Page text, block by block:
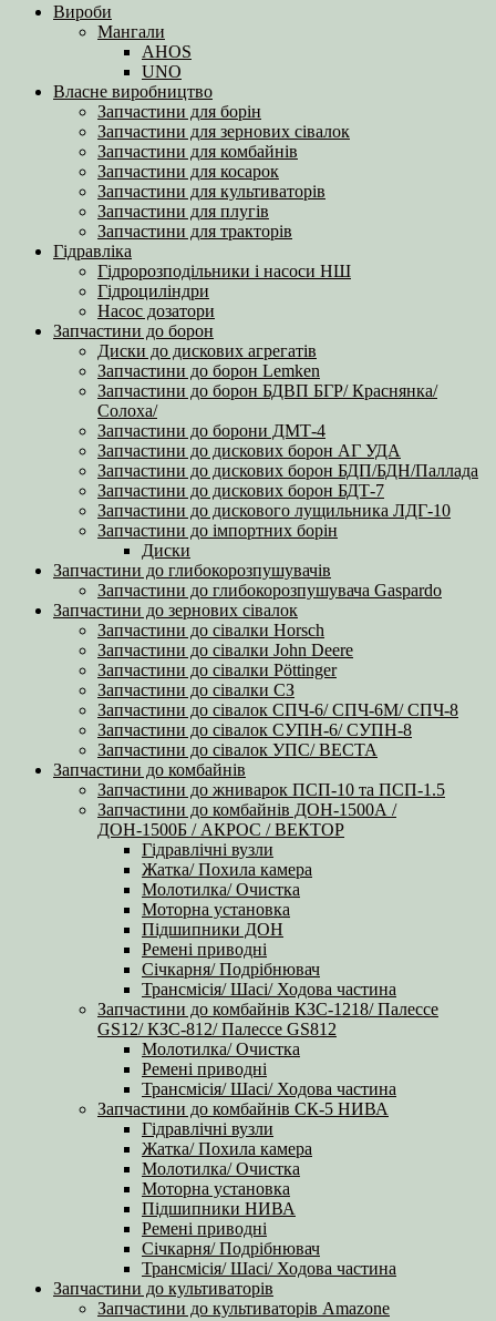
Вироби
Мангали
AHOS
UNO
Власне виробництво
Запчастини для борін
Запчастини для зернових сівалок
Запчастини для комбайнів
Запчастини для косарок
Запчастини для культиваторів
Запчастини для плугів
Запчастини для тракторів
Гідравліка
Гідророзподільники і насоси НШ
Гідроциліндри
Насос дозатори
Запчастини до борон
Диски до дискових агрегатів
Запчастини до борон Lemken
Запчастини до борон БДВП БГР/ Краснянка/
Солоха/
Запчастини до борони ДМТ-4
Запчастини до дискових борон АГ УДА
Запчастини до дискових борон БДП/БДН/Паллада
Запчастини до дискових борон БДТ-7
Запчастини до дискового лущильника ЛДГ-10
Запчастини до імпортних борін
Диски
Запчастини до глибокорозпушувачів
Запчастини до глибокорозпушувача Gaspardo
Запчастини до зернових сівалок
Запчастини до сівалки Horsch
Запчастини до сівалки John Deere
Запчастини до сівалки Pöttinger
Запчастини до сівалки СЗ
Запчастини до сівалок СПЧ-6/ СПЧ-6М/ СПЧ-8
Запчастини до сівалок СУПН-6/ СУПН-8
Запчастини до сівалок УПС/ ВЕСТА
Запчастини до комбайнів
Запчастини до жниварок ПСП-10 та ПСП-1.5
Запчастини до комбайнів ДОН-1500А /
ДОН-1500Б / АКРОС / ВЕКТОР
Гідравлічні вузли
Жатка/ Похила камера
Молотилка/ Очистка
Моторна установка
Підшипники ДОН
Ремені приводні
Січкарня/ Подрібнювач
Трансмісія/ Шасі/ Ходова частина
Запчастини до комбайнів КЗС-1218/ Палессе
GS12/ КЗС-812/ Палессе GS812
Молотилка/ Очистка
Ремені приводні
Трансмісія/ Шасі/ Ходова частина
Запчастини до комбайнів СК-5 НИВА
Гідравлічні вузли
Жатка/ Похила камера
Молотилка/ Очистка
Моторна установка
Підшипники НИВА
Ремені приводні
Січкарня/ Подрібнювач
Трансмісія/ Шасі/ Ходова частина
Запчастини до культиваторів
Запчастини до культиваторів Amazone